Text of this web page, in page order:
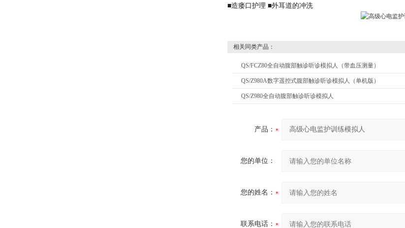
■造瘘口护理 ■外耳道的冲洗
相关同类产品：
QS/FCZ80全自动腹部触诊听诊模拟人（带血压测量）
QS/Z980A数字遥控式腹部触诊听诊模拟人（单机版）
QS/Z980全自动腹部触诊听诊模拟人
产品：
您的单位：
您的姓名：
联系电话：